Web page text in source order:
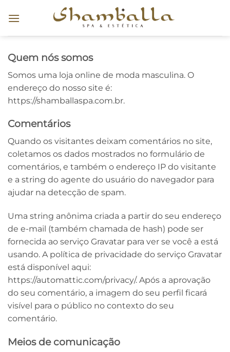
Quem nós somos
Somos uma loja online de moda masculina. O
endereço do nosso site é:
https://shamballaspa.com.br.
Comentários
Quando os visitantes deixam comentários no site,
coletamos os dados mostrados no formulário de
comentários, e também o endereço IP do visitante
e a string do agente do usuário do navegador para
ajudar na detecção de spam.
Uma string anônima criada a partir do seu endereço
de e-mail (também chamada de hash) pode ser
fornecida ao serviço Gravatar para ver se você a está
usando. A política de privacidade do serviço Gravatar
está disponível aqui:
https://automattic.com/privacy/. Após a aprovação
do seu comentário, a imagem do seu perfil ficará
visível para o público no contexto do seu
comentário.
Meios de comunicação